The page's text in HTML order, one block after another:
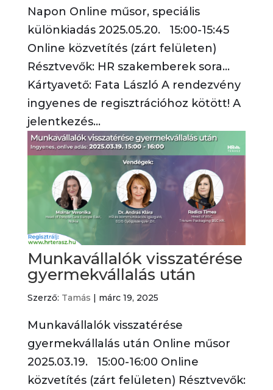
Napon Online műsor, speciális
különkiadás 2025.05.20. 15:00-15:45
Online közvetítés (zárt felületen)
Résztvevők: HR szakemberek sora…
Kártyavető: Fata László A rendezvény
ingyenes de regisztrációhoz kötött! A
jelentkezés...
Munkavállalók visszatérése
gyermekvállalás után
Szerző: Tamás | márc 19, 2025
Munkavállalók visszatérése
gyermekvállalás után Online műsor
2025.03.19. 15:00-16:00 Online
közvetítés (zárt felületen) Résztvevők: